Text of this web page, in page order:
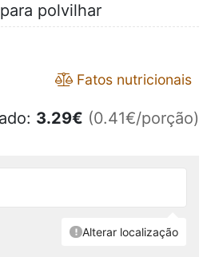
polvilhar
Fatos nutricionais
3.29€ (0.41€/porção)